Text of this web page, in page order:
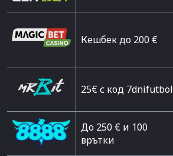
Кешбек до 200 €
25€ с код 7dnifutbol
До 250 € и 100
врътки